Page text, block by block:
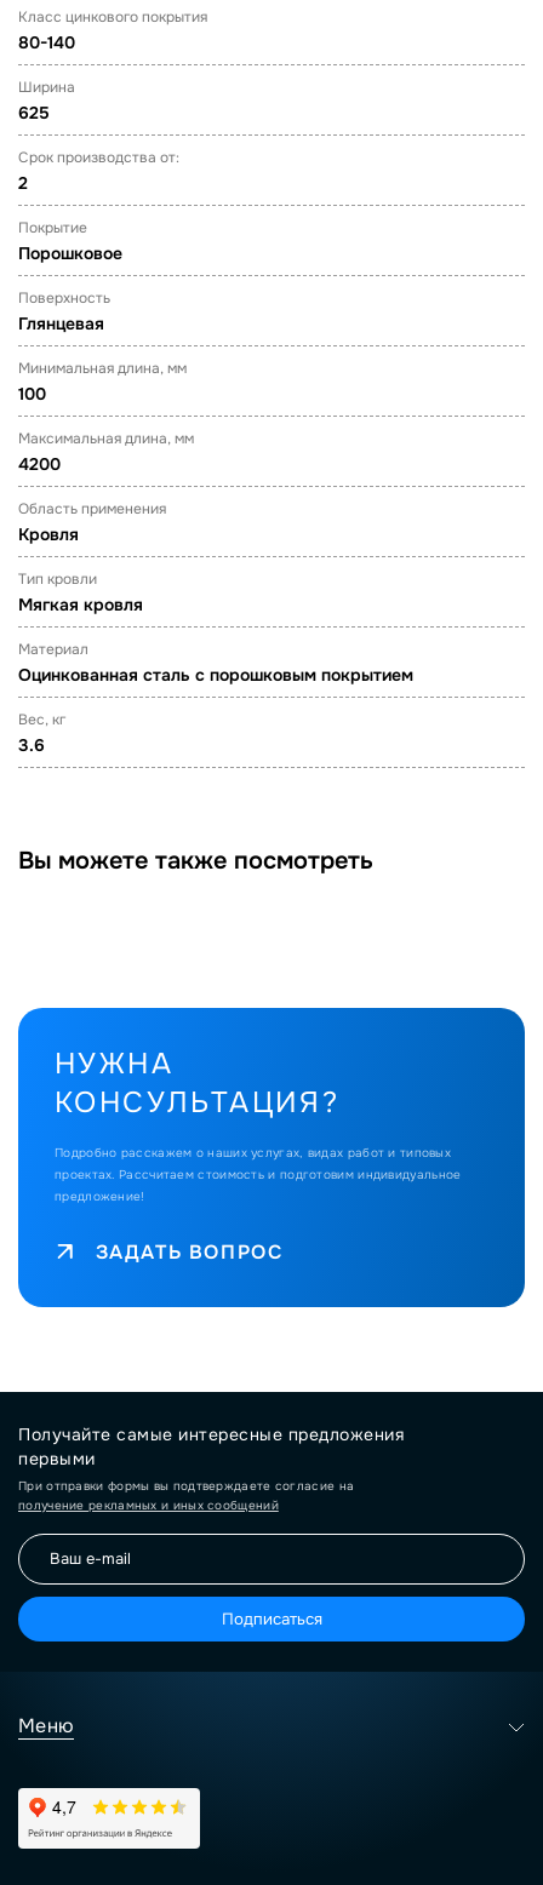
Класс цинкового покрытия
80-140
Ширина
625
Срок производства от:
2
Покрытие
Порошковое
Поверхность
Глянцевая
Минимальная длина, мм
100
Максимальная длина, мм
4200
Область применения
Кровля
Тип кровли
Мягкая кровля
Материал
Оцинкованная сталь с порошковым покрытием
Вес, кг
3.6
Вы можете также посмотреть
НУЖНА
КОНСУЛЬТАЦИЯ?
Подробно расскажем о наших услугах, видах работ и типовых
проектах. Рассчитаем стоимость и подготовим индивидуальное
предложение!
ЗАДАТЬ ВОПРОС
Получайте самые интересные предложения
первыми
При отправки формы вы подтверждаете согласие на
получение рекламных и иных сообщений
Подписаться
Меню